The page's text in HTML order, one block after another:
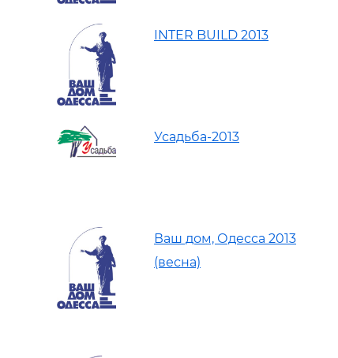
INTER BUILD 2013
Усадьба-2013
Ваш дом, Одесса 2013
(весна)